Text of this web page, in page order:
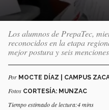
Los alumnos de PrepaTec,
reconocidos en la etapa
mejor postura y seis
Por MOCTE DÍAZ | CAMPUS
Fotos CORTESÍA: MUNZAC
Tiempo estimado de lectura:4 mins